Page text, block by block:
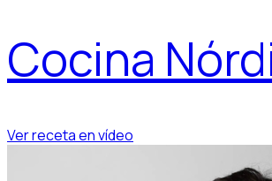
Cocina
Ver receta en vídeo